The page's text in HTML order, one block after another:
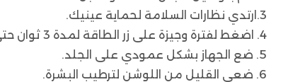
3.ارتدي نظارات السلامة لحماية عينيك.
4. اضغط لفترة وجيزة على زر الطاقة لمدة 3 ثوان حتى يتم تشغيل الجهاز.
5. ضع الجهاز بشكل عمودي على الجلد.
6. ضعي القليل من اللوشن لترطيب البشرة.